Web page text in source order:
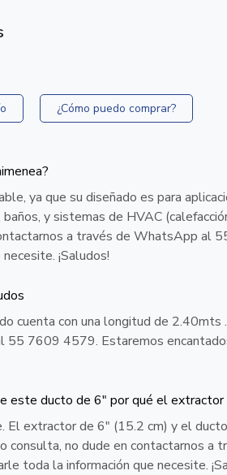
¿Cómo puedo comprar?
ya que su diseñado es para
y sistemas de HVAC
a través de WhatsApp al
¡Saludos!
cuenta con una longitud de
7609 4579. Estaremos
este ducto de 6" por qué el
El extractor de 6" (15.2 cm) y el
consulta, no dude en contactarnos
toda la información que necesite.